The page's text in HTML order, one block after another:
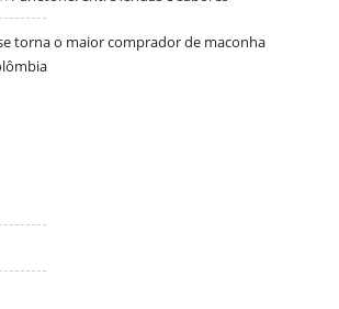
torna o maior comprador de maconha